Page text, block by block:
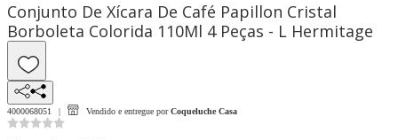
Conjunto De Xícara De Café Papillon Cristal
Borboleta Colorida 110Ml 4 Peças - L Hermitage
4000068051 Vendido e entregue por Coqueluche Casa